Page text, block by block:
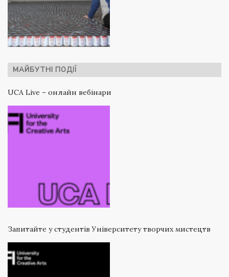
МАЙБУТНІ ПОДІЇ
UCA Live – онлайн вебінари
Запитайте у студентів Університету творчих мистецтв